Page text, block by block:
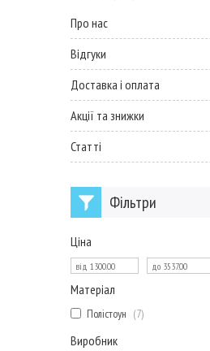
Про нас
Відгуки
Доставка і оплата
Акції та знижки
Статті
Фільтри
Ціна
Матеріал
Полістоун 7
Виробник